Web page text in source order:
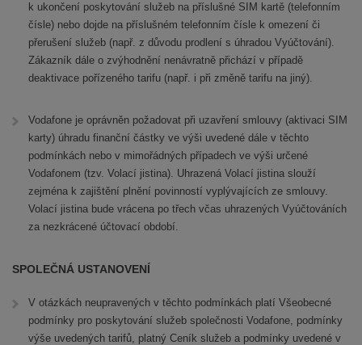
k ukončení poskytování služeb na příslušné SIM kartě (telefonním
čísle) nebo dojde na příslušném telefonním čísle k omezení či
přerušení služeb (např. z důvodu prodlení s úhradou Vyúčtování).
Zákazník dále o zvýhodnění nenávratně přichází v případě
deaktivace pořízeného tarifu (např. i při změně tarifu na jiný).
Vodafone je oprávněn požadovat při uzavření smlouvy (aktivaci SIM
karty) úhradu finanční částky ve výši uvedené dále v těchto
podmínkách nebo v mimořádných případech ve výši určené
Vodafonem (tzv. Volací jistina). Uhrazená Volací jistina slouží
zejména k zajištění plnění povinností vyplývajících ze smlouvy.
Volací jistina bude vrácena po třech včas uhrazených Vyúčtováních
za nezkrácené účtovací období.
SPOLEČNÁ USTANOVENÍ
V otázkách neupravených v těchto podmínkách platí Všeobecné
podmínky pro poskytování služeb společnosti Vodafone, podmínky
výše uvedených tarifů, platný Ceník služeb a podmínky uvedené v